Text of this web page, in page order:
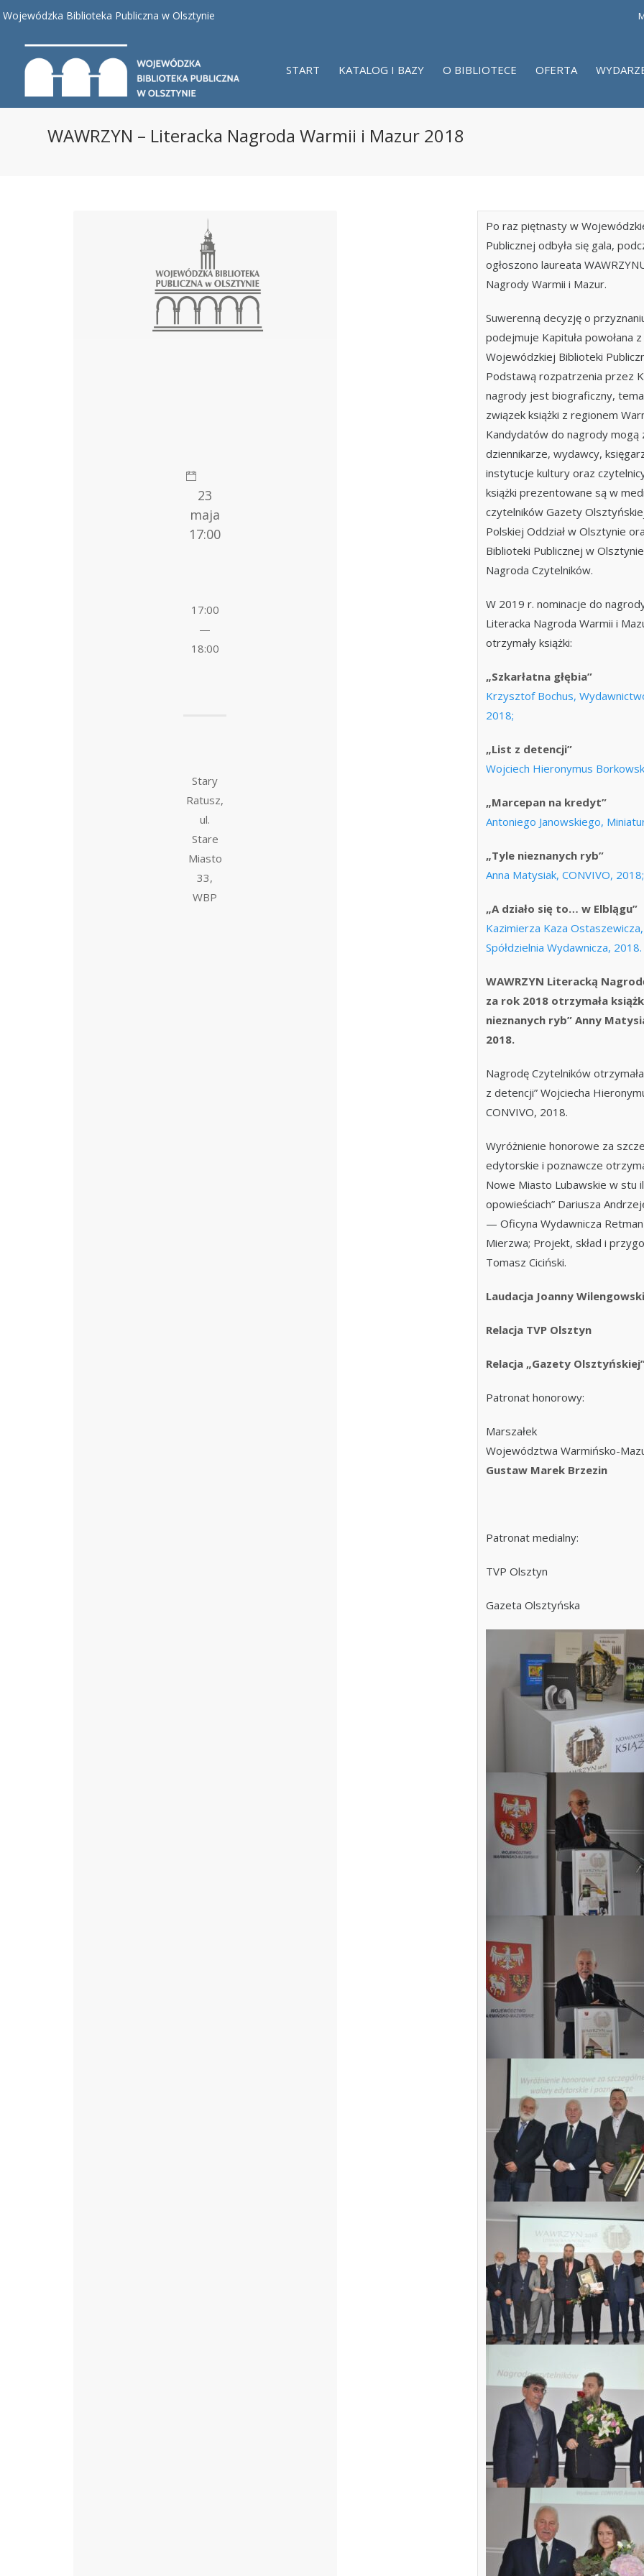
Wojewódzka Biblioteka Publiczna w Olsztynie
START KATALOG I BAZY O BIBLIOTECE OFERTA
WAWRZYN – Literacka Nagroda Warmii i Mazur 2018
Po raz piętnasty w
Publicznej odbyła się gala,
ogłoszono laureata
Nagrody Warmii i Mazur.
Suwerenną decyzję o
podejmuje Kapituła powołana
Wojewódzkiej Biblioteki
Podstawą rozpatrzenia przez
nagrody jest biograficzny,
związek książki z regionem
Kandydatów do nagrody mogą
dziennikarze, wydawcy,
instytucje kultury oraz
książki prezentowane są w
czytelników Gazety
Polskiej Oddział w Olsztynie
Biblioteki Publicznej w
Nagroda Czytelników.
W 2019 r. nominacje do
Literacka Nagroda Warmii i
otrzymały książki:
„Szkarłatna głębia”
Krzysztof Bochus,
2018;
„List z detencji”
Wojciech Hieronymus
„Marcepan na kredyt”
Antoniego Janowskiego,
„Tyle nieznanych ryb”
Anna Matysiak, CONVIVO, 2018;
„A działo się to… w Elblągu”
Kazimierza Kaza
Spółdzielnia Wydawnicza, 2018.
WAWRZYN Literacką
za rok 2018 otrzymała
nieznanych ryb” Anny
2018.
Nagrodę Czytelników
z detencji” Wojciecha
CONVIVO, 2018.
Wyróżnienie honorowe za
edytorskie i poznawcze
Nowe Miasto Lubawskie w stu
opowieściach” Dariusza
— Oficyna Wydawnicza
Mierzwa; Projekt, skład i
Tomasz Ciciński.
Laudacja Joanny
Relacja TVP Olsztyn
Relacja „Gazety
Patronat honorowy:
Marszałek
Województwa Warmińsko-
Gustaw Marek Brzezin
Patronat medialny:
TVP Olsztyn
Gazeta Olsztyńska
23
maja
17:00
17:00
—
18:00
Stary
Ratusz,
ul.
Stare
Miasto
33,
WBP